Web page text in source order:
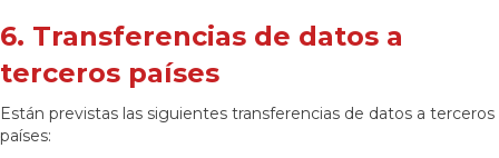
6. Transferencias de datos a
terceros países
Están previstas las siguientes transferencias de datos a terceros
países: